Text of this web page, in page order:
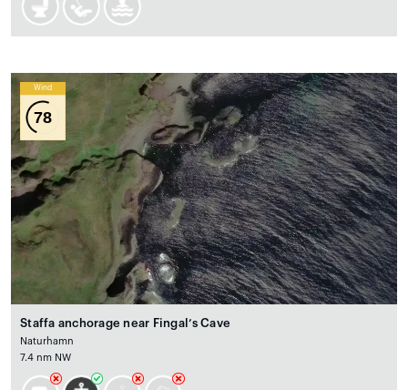
Wind
78
Staffa anchorage near Fingal’s Cave
Naturhamn
7.4 nm NW